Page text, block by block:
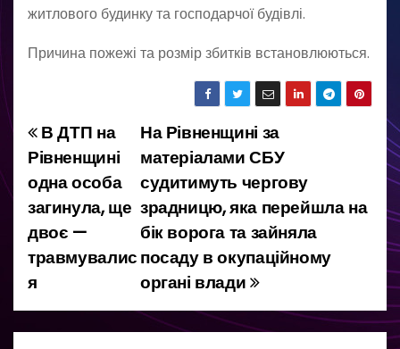
житлового будинку та господарчої будівлі.
Причина пожежі та розмір збитків встановлюються.
Н
а
в
і
г
а
На Рівненщині за
матеріалами СБУ
судитимуть чергову
зрадницю, яка перейшла на
бік ворога та зайняла
посаду в окупаційному
органі влади
В ДТП на
Рівненщині
одна особа
загинула, ще
двоє —
травмувалис
я